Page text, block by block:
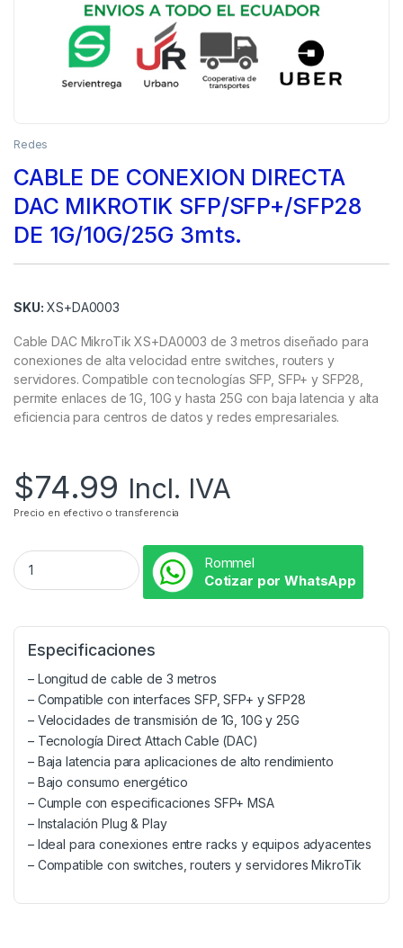
Redes
CABLE DE CONEXION DIRECTA
DAC MIKROTIK SFP/SFP+/SFP28
DE 1G/10G/25G 3mts.
SKU: XS+DA0003
Cable DAC MikroTik XS+DA0003 de 3 metros diseñado para
conexiones de alta velocidad entre switches, routers y
servidores. Compatible con tecnologías SFP, SFP+ y SFP28,
permite enlaces de 1G, 10G y hasta 25G con baja latencia y alta
eficiencia para centros de datos y redes empresariales.
$74.99 Incl. IVA
Precio en efectivo o transferencia
Rommel
Cotizar por WhatsApp
Especificaciones
– Longitud de cable de 3 metros
– Compatible con interfaces SFP, SFP+ y SFP28
– Velocidades de transmisión de 1G, 10G y 25G
– Tecnología Direct Attach Cable (DAC)
– Baja latencia para aplicaciones de alto rendimiento
– Bajo consumo energético
– Cumple con especificaciones SFP+ MSA
– Instalación Plug & Play
– Ideal para conexiones entre racks y equipos adyacentes
– Compatible con switches, routers y servidores MikroTik